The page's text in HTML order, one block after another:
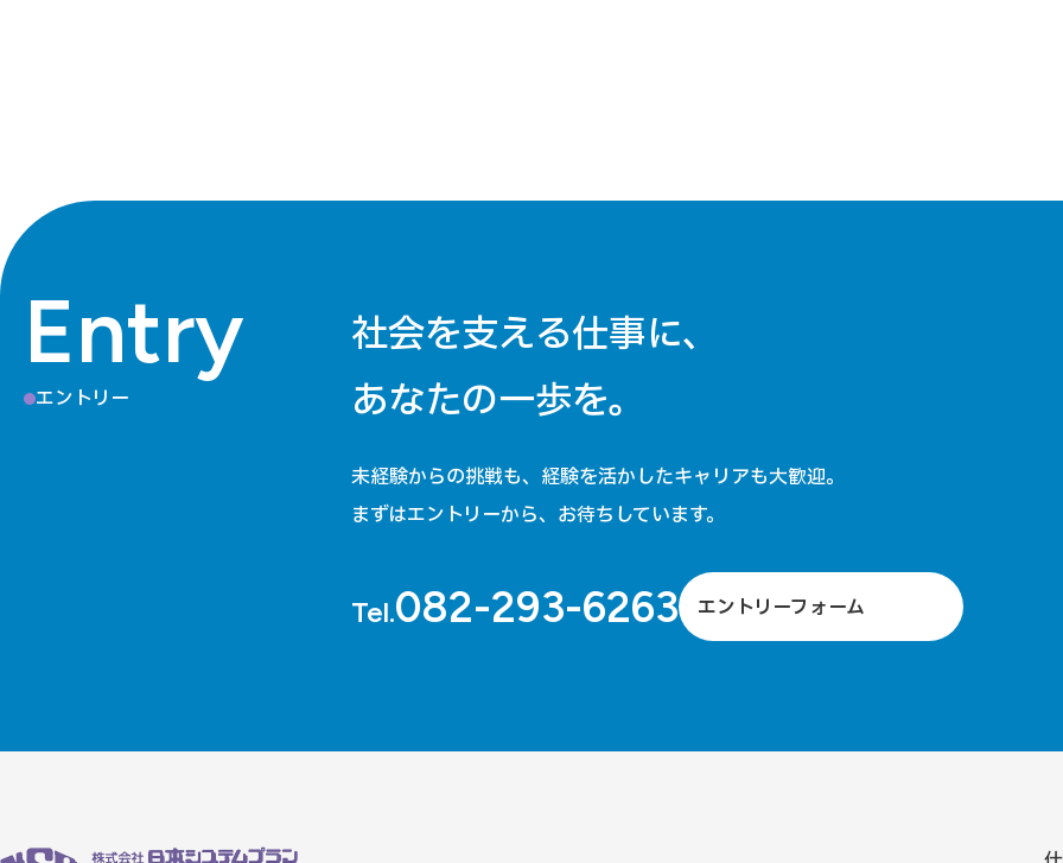
Entry
エントリー
社会を支える仕事に、
あなたの一歩を。
未経験からの挑戦も、経験を活かしたキャリアも大歓迎。
まずはエントリーから、お待ちしています。
Tel.082-293-6263 エントリーフォーム